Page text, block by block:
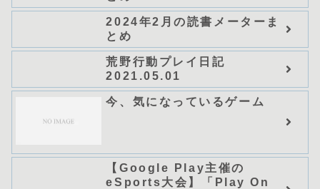
NOVELS)/可換環」シリーズ
全巻のあらすじ・感想
2024年2月の読書メーターま
とめ
荒野行動プレイ日記
2021.05.01
今、気になっているゲーム
【Google Play主催の
eSports大会】「Play On